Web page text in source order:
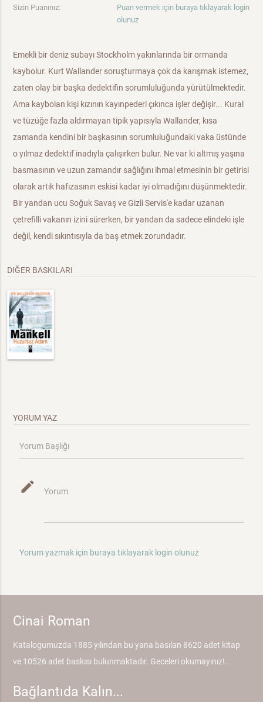
Sizin Puanınız:
Puan vermek için buraya tıklayarak login
olunuz
Emekli bir deniz subayı Stockholm yakınlarında bir ormanda
kaybolur. Kurt Wallander soruşturmaya çok da karışmak istemez,
zaten olay bir başka dedektifin sorumluluğunda yürütülmektedir.
Ama kaybolan kişi kızının kayınpederi çıkınca işler değişir... Kural
ve tüzüğe fazla aldırmayan tipik yapısıyla Wallander, kısa
zamanda kendini bir başkasının sorumluluğundaki vaka üstünde
o yılmaz dedektif inadıyla çalışırken bulur. Ne var ki altmış yaşına
basmasının ve uzun zamandır sağlığını ihmal etmesinin bir getirisi
olarak artık hafızasının eskisi kadar iyi olmadığını düşünmektedir.
Bir yandan ucu Soğuk Savaş ve Gizli Servis'e kadar uzanan
çetrefilli vakanın izini sürerken, bir yandan da sadece elindeki işle
değil, kendi sıkıntısıyla da baş etmek zorundadır.
DIĞER BASKILARI
YORUM YAZ
Yorum Başlığı
mode_edit Yorum
Yorum yazmak için buraya tıklayarak login olunuz
Cinai Roman
Katalogumuzda 1885 yılından bu yana basılan 8620 adet kitap
ve 10526 adet baskısı bulunmaktadır. Geceleri okumayınız!..
Bağlantıda Kalın...